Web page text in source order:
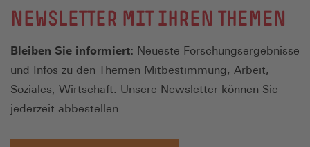
NEWSLETTER MIT IHREN THEMEN
Bleiben Sie informiert: Neueste Forschungsergebnisse
und Infos zu den Themen Mitbestimmung, Arbeit,
Soziales, Wirtschaft. Unsere Newsletter können Sie
jederzeit abbestellen.